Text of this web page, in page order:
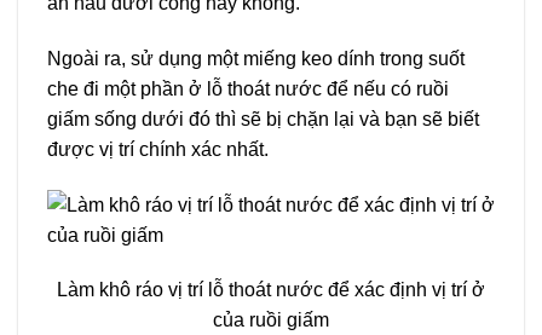
Ngoài ra, sử dụng một miếng keo dính trong suốt
che đi một phần ở lỗ thoát nước để nếu có ruồi
giấm sống dưới đó thì sẽ bị chặn lại và bạn sẽ biết
được vị trí chính xác nhất.
Làm khô ráo vị trí lỗ thoát nước để xác định vị trí ở
của ruồi giấm